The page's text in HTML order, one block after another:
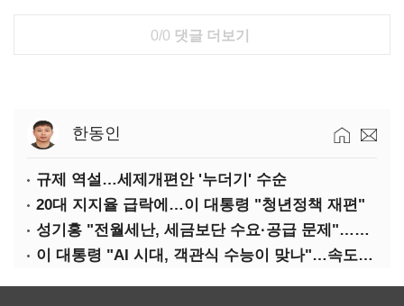
0/0 댓글 더보기
한동인
규제 역설…세제개편안 '누더기' 수순
20대 지지율 급락에…이 대통령 "청년정책 재편"
성기홍 "전월세난, 세금보단 수요·공급 문제"…닥공 시사
이 대통령 "AI 시대, 객관식 수능이 맞나"…속도전 '경계'